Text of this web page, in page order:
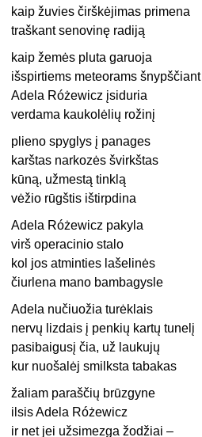
kaip žuvies čirškėjimas primena
traškant senovinę radiją
kaip žemės pluta garuoja
išspirtiems meteorams šnypščiant
Adela Różewicz įsiduria
verdama kaukolėlių rožinį
plieno spyglys į panages
karštas narkozės švirkštas
kūną, užmestą tinklą
vėžio rūgštis ištirpdina
Adela Różewicz pakyla
virš operacinio stalo
kol jos atminties lašelinės
čiurlena mano bambagysle
Adela nučiuožia turėklais
nervų lizdais į penkių kartų tunelį
pasibaigusį čia, už laukujų
kur nuošalėj smilksta tabakas
žaliam paraščių brūzgyne
ilsis Adela Różewicz
ir net jei užsimezga žodžiai –